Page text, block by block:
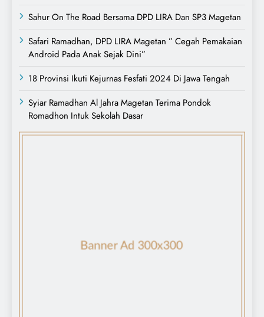
Sahur On The Road Bersama DPD LIRA Dan SP3 Magetan
Safari Ramadhan, DPD LIRA Magetan ” Cegah Pemakaian
Android Pada Anak Sejak Dini”
18 Provinsi Ikuti Kejurnas Fesfati 2024 Di Jawa Tengah
Syiar Ramadhan Al Jahra Magetan Terima Pondok
Romadhon Intuk Sekolah Dasar